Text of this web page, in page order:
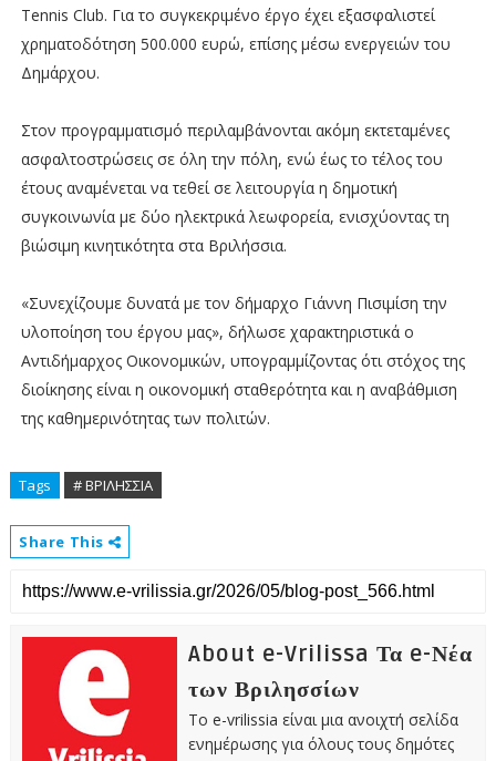
Tennis Club. Για το συγκεκριμένο έργο έχει εξασφαλιστεί
χρηματοδότηση 500.000 ευρώ, επίσης μέσω ενεργειών του
Δημάρχου.
Στον προγραμματισμό περιλαμβάνονται ακόμη εκτεταμένες
ασφαλτοστρώσεις σε όλη την πόλη, ενώ έως το τέλος του
έτους αναμένεται να τεθεί σε λειτουργία η δημοτική
συγκοινωνία με δύο ηλεκτρικά λεωφορεία, ενισχύοντας τη
βιώσιμη κινητικότητα στα Βριλήσσια.
«Συνεχίζουμε δυνατά με τον δήμαρχο Γιάννη Πισιμίση την
υλοποίηση του έργου μας», δήλωσε χαρακτηριστικά ο
Αντιδήμαρχος Οικονομικών, υπογραμμίζοντας ότι στόχος της
διοίκησης είναι η οικονομική σταθερότητα και η αναβάθμιση
της καθημερινότητας των πολιτών.
Tags # ΒΡΙΛΗΣΣΙΑ
Share This
About e-Vrilissa Τα e-Νέα
των Βριλησσίων
Το e-vrilissia είναι μια ανοιχτή σελίδα
ενημέρωσης για όλους τους δημότες